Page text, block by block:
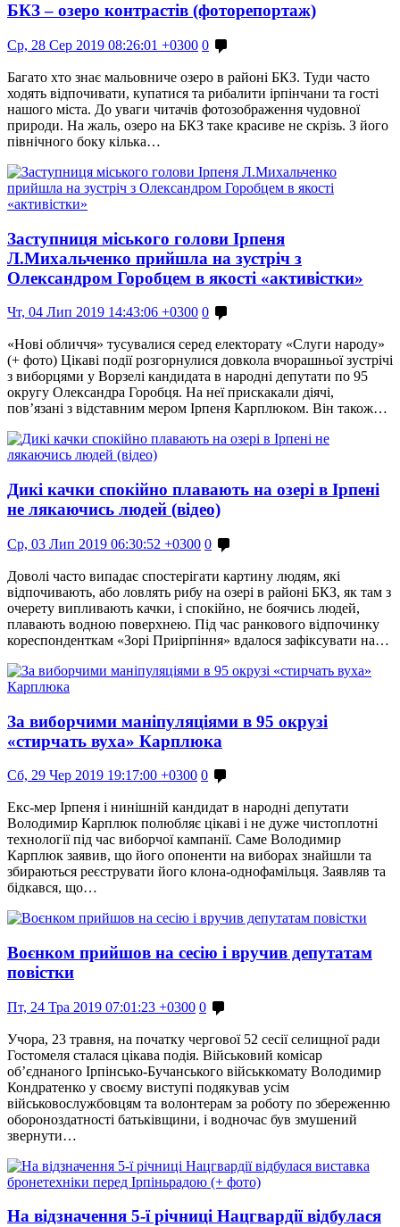
БКЗ – озеро контрастів (фоторепортаж)
Ср, 28 Сер 2019 08:26:01 +0300 0
Багато хто знає мальовниче озеро в районі БКЗ. Туди часто
ходять відпочивати, купатися та рибалити ірпінчани та гості
нашого міста. До уваги читачів фотозображення чудовної
природи. На жаль, озеро на БКЗ таке красиве не скрізь. З його
північного боку кілька…
Заступниця міського голови Ірпеня
Л.Михальченко прийшла на зустріч з
Олександром Горобцем в якості «активістки»
Чт, 04 Лип 2019 14:43:06 +0300 0
«Нові обличчя» тусувалися серед електорату «Слуги народу»
(+ фото) Цікаві події розгорнулися довкола вчорашньої зустрічі
з виборцями у Ворзелі кандидата в народні депутати по 95
округу Олександра Горобця. На неї прискакали діячі,
пов’язані з відставним мером Ірпеня Карплюком. Він також…
Дикі качки спокійно плавають на озері в Ірпені
не лякаючись людей (відео)
Ср, 03 Лип 2019 06:30:52 +0300 0
Доволі часто випадає спостерігати картину людям, які
відпочивають, або ловлять рибу на озері в районі БКЗ, як там з
очерету випливають качки, і спокійно, не боячись людей,
плавають водною поверхнею. Під час ранкового відпочинку
кореспонденткам «Зорі Приірпіння» вдалося зафіксувати на…
За виборчими маніпуляціями в 95 окрузі
«стирчать вуха» Карплюка
Сб, 29 Чер 2019 19:17:00 +0300 0
Екс-мер Ірпеня і нинішній кандидат в народні депутати
Володимир Карплюк полюбляє цікаві і не дуже чистоплотні
технології під час виборчої кампанії. Саме Володимир
Карплюк заявив, що його опоненти на виборах знайшли та
збираються реєструвати його клона-однофамільця. Заявляв та
бідкався, що…
Воєнком прийшов на сесію і вручив депутатам
повістки
Пт, 24 Тра 2019 07:01:23 +0300 0
Учора, 23 травня, на початку чергової 52 сесії селищної ради
Гостомеля сталася цікава подія. Військовий комісар
об’єднаного Ірпінсько-Бучанського військкомату Володимир
Кондратенко у своєму виступі подякував усім
військовослужбовцям та волонтерам за роботу по збереженню
обороноздатності батьківщини, і водночас був змушений
звернути…
На відзначення 5-ї річниці Нацгвардії відбулася